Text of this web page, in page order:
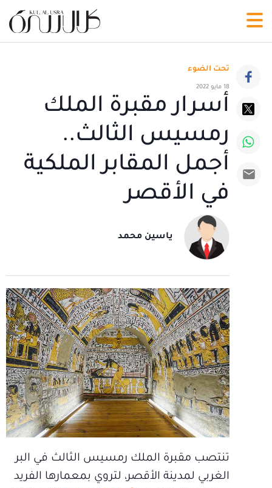
تحت الضوء
18 مايو 2022
أسرار مقبرة الملك
رمسيس الثالث..
أجمل المقابر الملكية
في الأقصر
ياسين محمد
تنتصب مقبرة الملك رمسيس الثالث في البر
الغربي لمدينة الأقصر، لتروي بمعمارها الفريد